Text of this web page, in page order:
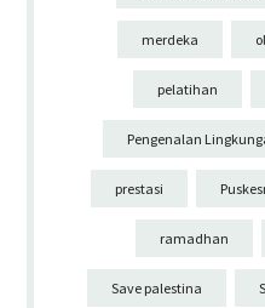
merdeka
pelatihan
Pengenalan
prestasi
ramadhan
Save palestina